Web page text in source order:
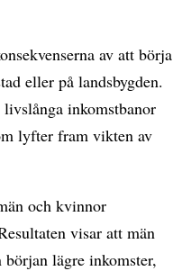
av att börja
eller på landsbygden.
inkomstbanor
lyfter fram vikten av
och kvinnor
visar att män
lägre inkomster,